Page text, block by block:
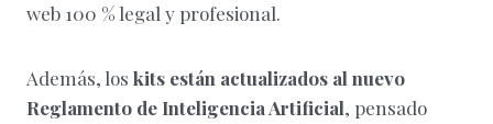
web 100 % legal y profesional.
Además, los kits están actualizados al nuevo
Reglamento de Inteligencia Artificial, pensado